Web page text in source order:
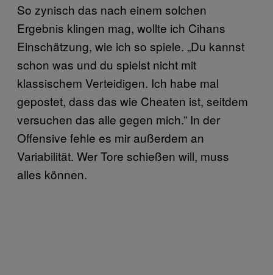
So zynisch das nach einem solchen
Ergebnis klingen mag, wollte ich Cihans
Einschätzung, wie ich so spiele. „Du kannst
schon was und du spielst nicht mit
klassischem Verteidigen. Ich habe mal
gepostet, dass das wie Cheaten ist, seitdem
versuchen das alle gegen mich.” In der
Offensive fehle es mir außerdem an
Variabilität. Wer Tore schießen will, muss
alles können.